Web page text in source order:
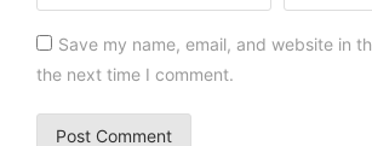
Save my name, email, and website in
the next time I comment.